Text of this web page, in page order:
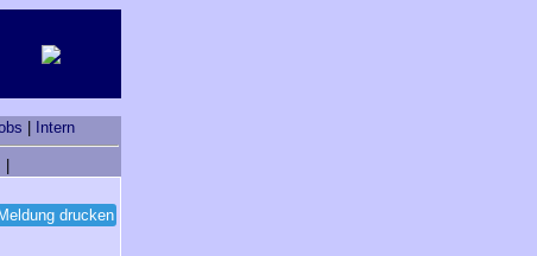
Intern
Meldung drucken